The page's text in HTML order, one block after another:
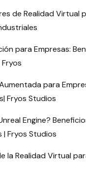
de Realidad Virtual
para Empresas:
Fryos
para
Fryos Studios
Engine?
| Fryos Studios
la Realidad Virtual